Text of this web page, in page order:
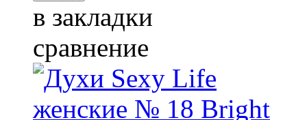
в закладки
сравнение